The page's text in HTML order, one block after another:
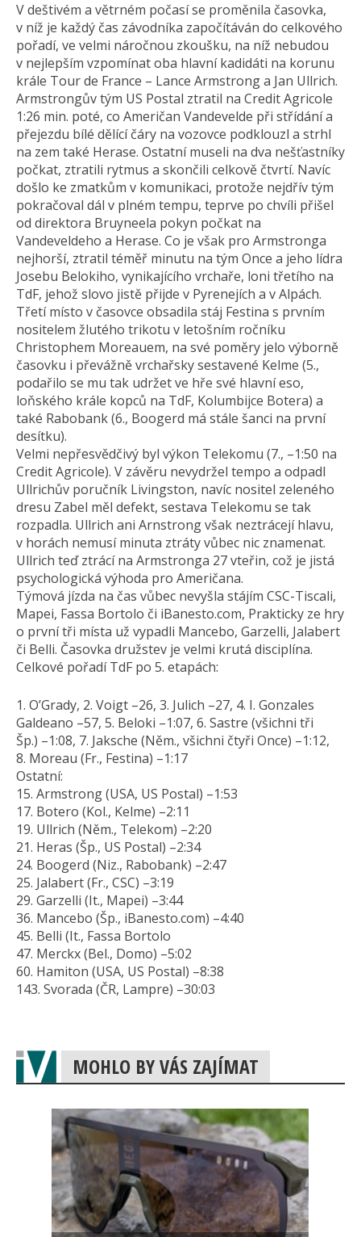
V deštivém a větrném počasí se proměnila časovka,
v níž je každý čas závodníka započítáván do celkového
pořadí, ve velmi náročnou zkoušku, na níž nebudou
v nejlepším vzpomínat oba hlavní kadidáti na korunu
krále Tour de France – Lance Armstrong a Jan Ullrich.
Armstrongův tým US Postal ztratil na Credit Agricole
1:26 min. poté, co Američan Vandevelde při střídání a
přejezdu bílé dělící čáry na vozovce podklouzl a strhl
na zem také Herase. Ostatní museli na dva nešťastníky
počkat, ztratili rytmus a skončili celkově čtvrtí. Navíc
došlo ke zmatkům v komunikaci, protože nejdřív tým
pokračoval dál v plném tempu, teprve po chvíli přišel
od direktora Bruyneela pokyn počkat na
Vandeveldeho a Herase. Co je však pro Armstronga
nejhorší, ztratil téměř minutu na tým Once a jeho lídra
Josebu Belokiho, vynikajícího vrchaře, loni třetího na
TdF, jehož slovo jistě přijde v Pyrenejích a v Alpách.
Třetí místo v časovce obsadila stáj Festina s prvním
nositelem žlutého trikotu v letošním ročníku
Christophem Moreauem, na své poměry jelo výborně
časovku i převážně vrchařsky sestavené Kelme (5.,
podařilo se mu tak udržet ve hře své hlavní eso,
loňského krále kopců na TdF, Kolumbijce Botera) a
také Rabobank (6., Boogerd má stále šanci na první
desítku).
Velmi nepřesvědčivý byl výkon Telekomu (7., –1:50 na
Credit Agricole). V závěru nevydržel tempo a odpadl
Ullrichův poručník Livingston, navíc nositel zeleného
dresu Zabel měl defekt, sestava Telekomu se tak
rozpadla. Ullrich ani Arnstrong však neztrácejí hlavu,
v horách nemusí minuta ztráty vůbec nic znamenat.
Ullrich teď ztrácí na Armstronga 27 vteřin, což je jistá
psychologická výhoda pro Američana.
Týmová jízda na čas vůbec nevyšla stájím CSC-Tiscali,
Mapei, Fassa Bortolo či iBanesto.com, Prakticky ze hry
o první tři místa už vypadli Mancebo, Garzelli, Jalabert
či Belli. Časovka družstev je velmi krutá disciplína.
Celkové pořadí TdF po 5. etapách:
1. O’Grady, 2. Voigt –26, 3. Julich –27, 4. I. Gonzales
Galdeano –57, 5. Beloki –1:07, 6. Sastre (všichni tři
Šp.) –1:08, 7. Jaksche (Něm., všichni čtyři Once) –1:12,
8. Moreau (Fr., Festina) –1:17
Ostatní:
15. Armstrong (USA, US Postal) –1:53
17. Botero (Kol., Kelme) –2:11
19. Ullrich (Něm., Telekom) –2:20
21. Heras (Šp., US Postal) –2:34
24. Boogerd (Niz., Rabobank) –2:47
25. Jalabert (Fr., CSC) –3:19
29. Garzelli (It., Mapei) –3:44
36. Mancebo (Šp., iBanesto.com) –4:40
45. Belli (It., Fassa Bortolo
47. Merckx (Bel., Domo) –5:02
60. Hamiton (USA, US Postal) –8:38
143. Svorada (ČR, Lampre) –30:03
MOHLO BY VÁS ZAJÍMAT